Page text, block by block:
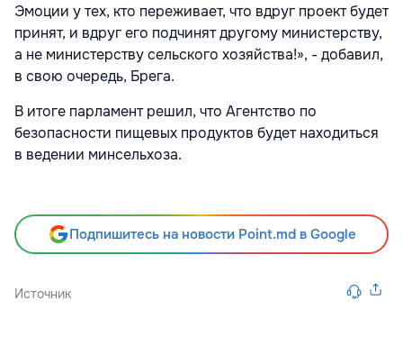
Эмоции у тех, кто переживает, что вдруг проект будет
принят, и вдруг его подчинят другому министерству,
а не министерству сельского хозяйства!», - добавил,
в свою очередь, Брега.
В итоге парламент решил, что Агентство по
безопасности пищевых продуктов будет находиться
в ведении минсельхоза.
Подпишитесь на новости Point.md в Google
Источник